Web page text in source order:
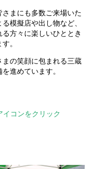
まにも 多数ご来場いた
模擬店や出し物など、
る方々に楽しいひととき
。
の笑顔に包まれる三蔵
進めています。
コンをクリック